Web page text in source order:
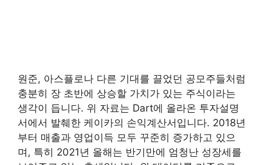
원준, 아스플로나 다른 기대를 끌었던 공모주들처럼
충분히 장 초반에 상승할 가치가 있는 주식이라는
생각이 듭니다. 위 자료는 Dart에 올라온 투자설명
서에서 발췌한 케이카의 손익계산서입니다. 2018년
부터 매출과 영업이득 모두 꾸준히 증가하고 있으
며, 특히 2021년 올해는 반기만에 엄청난 성장세를